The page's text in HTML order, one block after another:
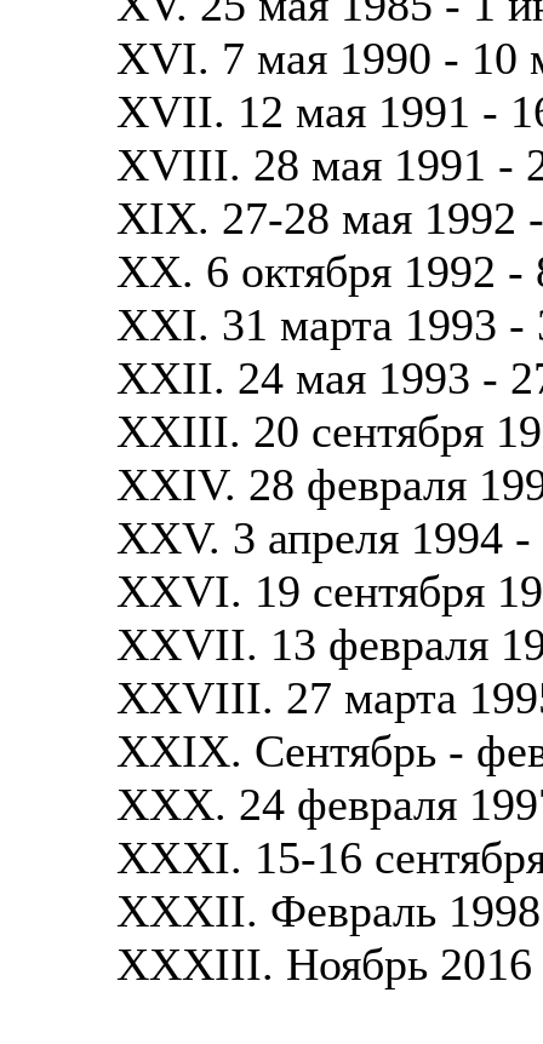
XVI. 7 мая 1990 - 10
XVII. 12 мая 1991 -
XVIII. 28 мая 1991 -
XIX. 27-28 мая 1992
XX. 6 октября 1992 -
XXI. 31 марта 1993 -
XXII. 24 мая 1993 -
XXIII. 20 сентября
XXIV. 28 февраля
XXV. 3 апреля 1994 -
XXVI. 19 сентября
XXVII. 13 февраля
XXVIII. 27 марта
XXIX. Сентябрь -
XXX. 24 февраля
XXXI. 15-16
XXXII. Февраль 1998
XXXIII. Ноябрь 2016